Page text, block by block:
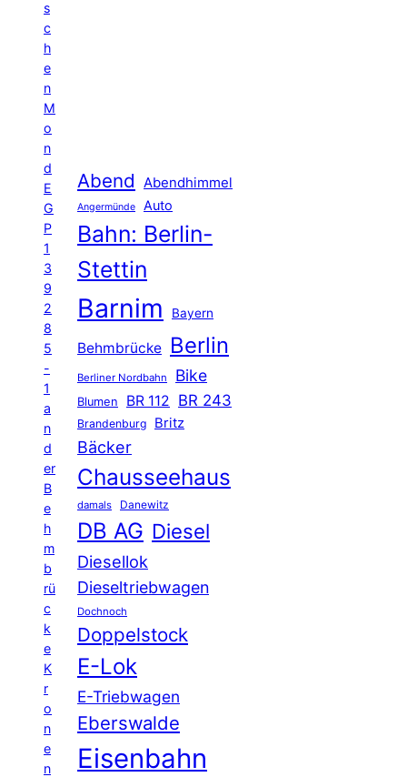
s
c
h
e
n
M
o
n
d
E
G
P
1
3
9
2
8
5
-
1
a
n
d
er
B
e
h
m
b
rü
c
k
e
K
r
o
n
e
n
Abend Abendhimmel
Angermünde Auto
Bahn: Berlin-
Stettin
Barnim Bayern
Behmbrücke Berlin
Berliner Nordbahn Bike
Blumen BR 112 BR 243
Brandenburg Britz
Bäcker
Chausseehaus
damals Danewitz
DB AG Diesel
Diesellok
Dieseltriebwagen
Dochnoch
Doppelstock
E-Lok
E-Triebwagen
Eberswalde
Eisenbahn